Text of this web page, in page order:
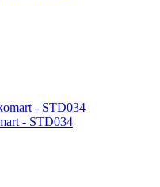
- STD034